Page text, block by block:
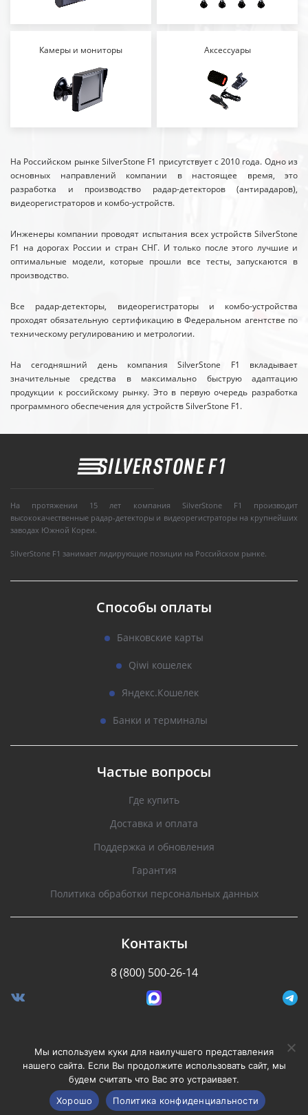
Камеры и мониторы Аксессуары
На Российском рынке SilverStone F1 присутствует с 2010 года. Одно из
основных направлений компании в настоящее время, это
разработка и производство радар-детекторов (антирадаров),
видеорегистраторов и комбо-устройств.
Инженеры компании проводят испытания всех устройств SilverStone
F1 на дорогах России и стран СНГ. И только после этого лучшие и
оптимальные модели, которые прошли все тесты, запускаются в
производство.
Все радар-детекторы, видеорегистраторы и комбо-устройства
проходят обязательную сертификацию в Федеральном агентстве по
техническому регулированию и метрологии.
На сегодняшний день компания SilverStone F1 вкладывает
значительные средства в максимально быструю адаптацию
продукции к российскому рынку. Это в первую очередь разработка
программного обеспечения для устройств SilverStone F1.
На протяжении 15 лет компания SilverStone F1 производит
высококачественные радар-детекторы и видеорегистраторы на крупнейших
заводах Южной Кореи.
SilverStone F1 занимает лидирующие позиции на Российском рынке.
Способы оплаты
Банковские карты
Qiwi кошелек
Яндекс.Кошелек
Банки и терминалы
Частые вопросы
Где купить
Доставка и оплата
Поддержка и обновления
Гарантия
Политика обработки персональных данных
Контакты
8 (800) 500-26-14
Разработано Stormcorp
Copyright © 2008-2020, Silverstone F1. Все права
защищены.
Мы используем куки для наилучшего представления
нашего сайта. Если Вы продолжите использовать сайт, мы
будем считать что Вас это устраивает.
Хорошо
Политика конфиденциальности